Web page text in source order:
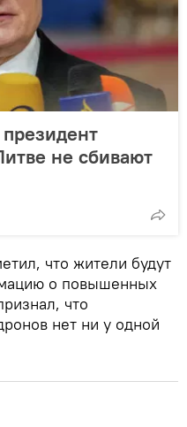
не сбивают
что жители будут
о повышенных
что
нет ни у одной